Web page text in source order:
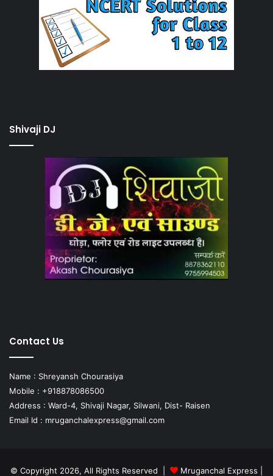
Shivaji DJ
Contact Us
Name : Shreyansh Chourasiya
Mobile : +918878086500
Address : Ward-4, Shivaji Nagar, Silwani, Dist- Raisen
Email Id : mruganchalexpress@gmail.com
© Copyright 2026, All Rights Reserved | Mruganchal Express